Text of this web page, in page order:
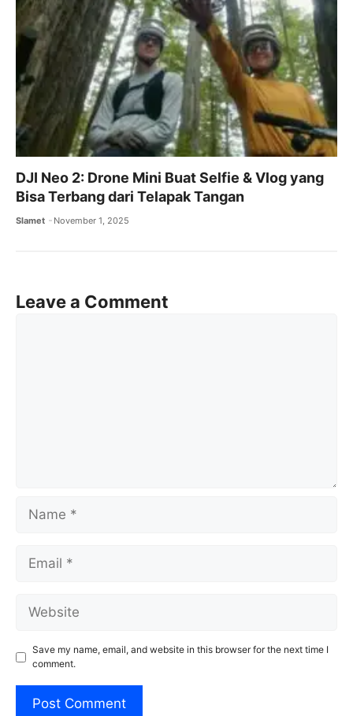
DJI Neo 2: Drone Mini Buat Selfie & Vlog yang
Bisa Terbang dari Telapak Tangan
Slamet November 1, 2025
Leave a Comment
Name
Email
Website
Save my name, email, and website in this browser for the next time I
comment.